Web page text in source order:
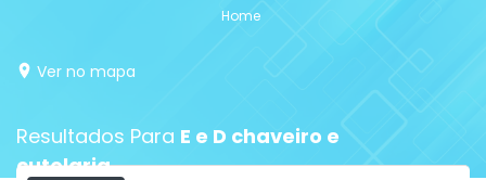
Home
Ver no mapa
Resultados Para E e D chaveiro e
cutelaria